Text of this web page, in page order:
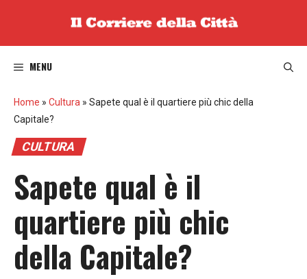
MENU
Home » Cultura » Sapete qual è il quartiere più chic della
Capitale?
CULTURA
Sapete qual è il
quartiere più chic
della Capitale?